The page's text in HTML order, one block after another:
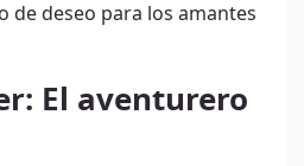
de deseo para los amantes
El aventurero